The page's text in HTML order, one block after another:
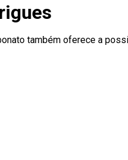
também oferece a